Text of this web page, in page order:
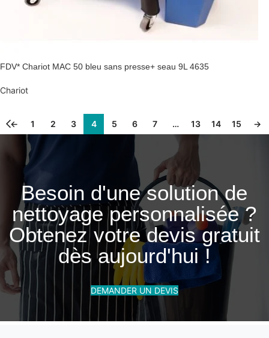
FDV* Chariot MAC 50 bleu sans presse+ seau 9L 4635
Chariot
← 1 2 3 4 5 6 7 … 13 14 15 →
Besoin d'une solution de
nettoyage personnalisée ?
Obtenez votre devis gratuit
dès aujourd'hui !
DEMANDER UN DEVIS